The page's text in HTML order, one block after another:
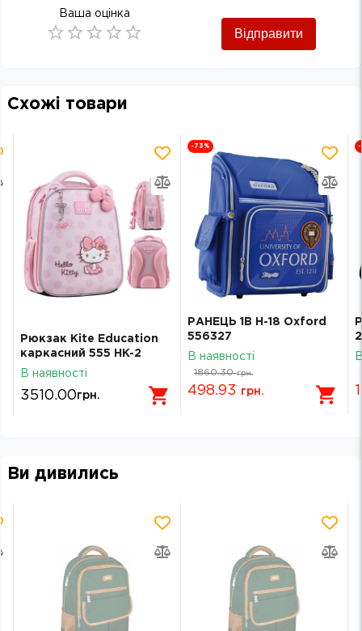
Ваша оцінка
Відправити
Схожі товари
Рюкзак Kite Education
каркасний 555 HK-2
HK26-555S-2 HK26-555S-
В наявності
3510.00грн.
-73%
РАНЕЦЬ 1В H-18 Oxford
556327
В наявності
1860.30 грн.
498.93 грн.
-
Ви дивились